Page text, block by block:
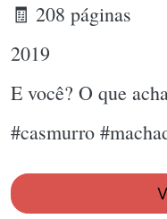
🧾 208 páginas
2019
E você? O que
#casmurro